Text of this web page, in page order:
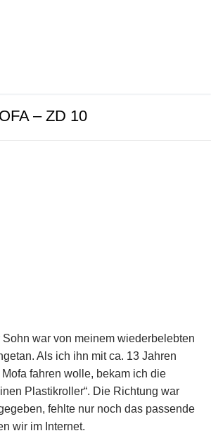
– ZD 10
war von meinem wiederbelebten
Als ich ihn mit ca. 13 Jahren
fahren wolle, bekam ich die
Plastikroller“. Die Richtung war
fehlte nur noch das passende
wir im Internet.